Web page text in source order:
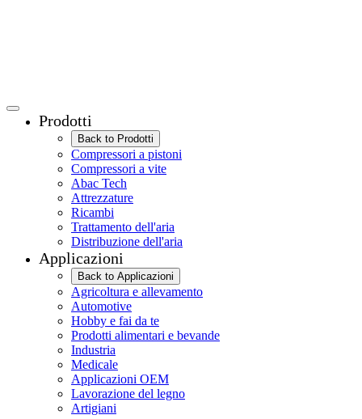
Prodotti
Back to Prodotti
Compressori a pistoni
Compressori a vite
Abac Tech
Attrezzature
Ricambi
Trattamento dell'aria
Distribuzione dell'aria
Applicazioni
Back to Applicazioni
Agricoltura e allevamento
Automotive
Hobby e fai da te
Prodotti alimentari e bevande
Industria
Medicale
Applicazioni OEM
Lavorazione del legno
Artigiani